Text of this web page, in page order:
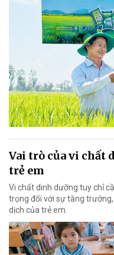
Vai trò của vi chất
trẻ em
Vi chất dinh dưỡng tuy chỉ
trọng đối với sự tăng
dịch của trẻ em.